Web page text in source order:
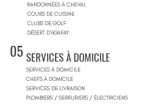
RANDONNÉES À CHEVAL
COURS DE CUISINE
CLUBS DE GOLF
DÉSERT D'AGAFAY
05 SERVICES À DOMICILE
SERVICES À DOMICILE
CHEFS À DOMICILE
SERVICES DE LIVRAISON
PLOMBIERS / SERRURIERS / ÉLECTRICIENS